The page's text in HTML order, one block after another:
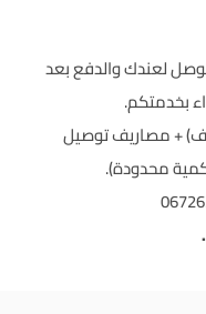
لعندك والدفع بعد
بخدمتكم.
محدودة).